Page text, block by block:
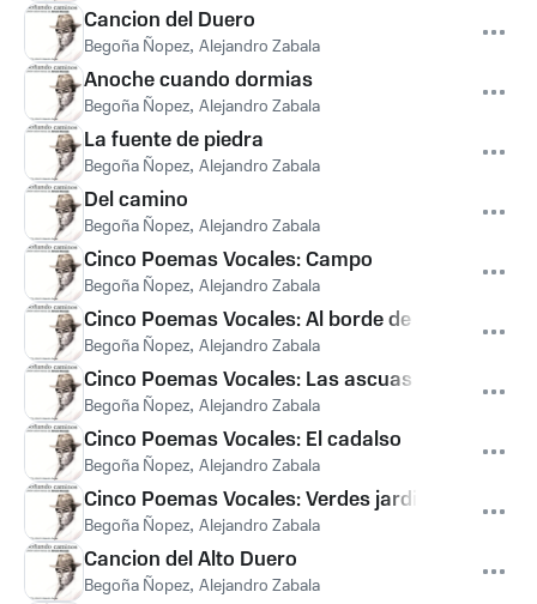
Cancion del Duero
Begoña Ñopez, Alejandro Zabala
Anoche cuando dormias
Begoña Ñopez, Alejandro Zabala
La fuente de piedra
Begoña Ñopez, Alejandro Zabala
Del camino
Begoña Ñopez, Alejandro Zabala
Cinco Poemas Vocales: Campo
Begoña Ñopez, Alejandro Zabala
Cinco Poemas Vocales: Al borde de sendero un
Begoña Ñopez, Alejandro Zabala
Cinco Poemas Vocales: Las ascuas de un
Begoña Ñopez, Alejandro Zabala
Cinco Poemas Vocales: El cadalso
Begoña Ñopez, Alejandro Zabala
Cinco Poemas Vocales: Verdes jardinillos
Begoña Ñopez, Alejandro Zabala
Cancion del Alto Duero
Begoña Ñopez, Alejandro Zabala